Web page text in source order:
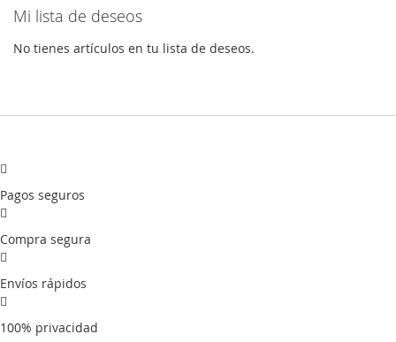
Mi lista de deseos
No tienes artículos en tu lista de deseos.
Pagos seguros
Compra segura
Envíos rápidos
100% privacidad